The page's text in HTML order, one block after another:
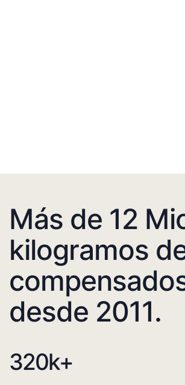
Más de 12
kilogramos
desde 2011.
320k+